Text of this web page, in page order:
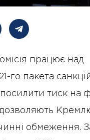
працює над
го пакета
посилити тиск на
обмеження.